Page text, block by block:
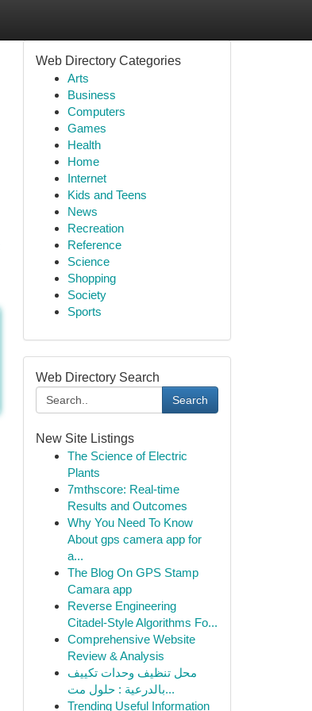
Web Directory Categories
Arts
Business
Computers
Games
Health
Home
Internet
Kids and Teens
News
Recreation
Reference
Science
Shopping
Society
Sports
Web Directory Search
Search
New Site Listings
The Science of Electric
Plants
7mthscore: Real-time
Results and Outcomes
Why You Need To Know
About gps camera app for
a...
The Blog On GPS Stamp
Camara app
Reverse Engineering
Citadel-Style Algorithms Fo...
Comprehensive Website
Review & Analysis
محل تنظيف وحدات تكييف
بالدرعية : حلول مت...
Trending Useful Information